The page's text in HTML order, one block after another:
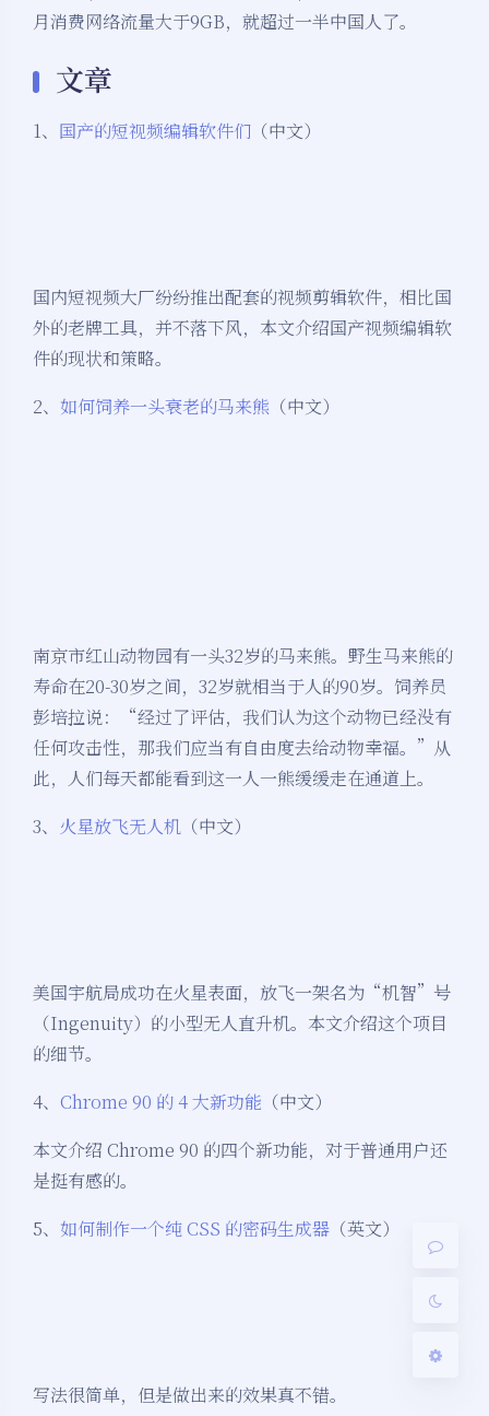
夜间模式
Sans Serif Serif
月消费网络流量大于9GB，就超过一半中国人了。
文章
1、 国产的短视频编辑软件们 （中文）
国内短视频大厂纷纷推出配套的视频剪辑软件，相比国
外的老牌工具，并不落下风，本文介绍国产视频编辑软
件的现状和策略。
2、 如何饲养一头衰老的马来熊 （中文）
南京市红山动物园有一头32岁的马来熊。野生马来熊的
寿命在20-30岁之间，32岁就相当于人的90岁。饲养员
彭培拉说：“经过了评估，我们认为这个动物已经没有
任何攻击性，那我们应当有自由度去给动物幸福。”从
此，人们每天都能看到这一人一熊缓缓走在通道上。
3、 火星放飞无人机 （中文）
美国宇航局成功在火星表面，放飞一架名为“机智”号
（Ingenuity）的小型无人直升机。本文介绍这个项目
的细节。
4、 Chrome 90 的 4 大新功能 （中文）
本文介绍 Chrome 90 的四个新功能，对于普通用户还
是挺有感的。
5、 如何制作一个纯 CSS 的密码生成器 （英文）
写法很简单，但是做出来的效果真不错。